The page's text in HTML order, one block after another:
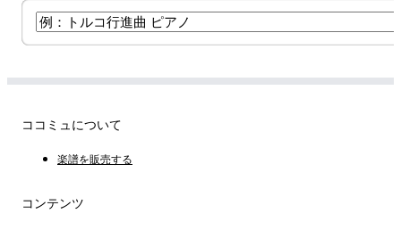
ココミュについて
楽譜を販売する
コンテンツ